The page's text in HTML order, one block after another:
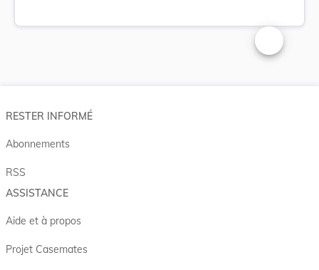
Changer la
RESTER INFORMÉ
Abonnements
RSS
ASSISTANCE
Aide et à propos
Projet Casemates